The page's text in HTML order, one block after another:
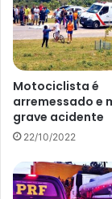
Motociclista é
arremessado e
grave acidente
22/10/2022